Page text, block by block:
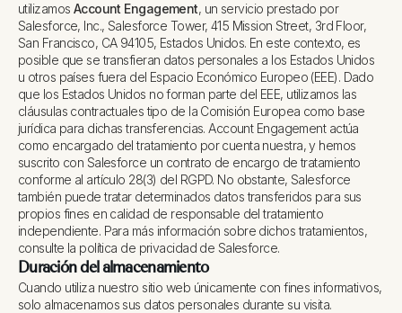
utilizamos Account Engagement, un servicio prestado por
Salesforce, Inc., Salesforce Tower, 415 Mission Street, 3rd Floor,
San Francisco, CA 94105, Estados Unidos. En este contexto, es
posible que se transfieran datos personales a los Estados Unidos
u otros países fuera del Espacio Económico Europeo (EEE). Dado
que los Estados Unidos no forman parte del EEE, utilizamos las
cláusulas contractuales tipo de la Comisión Europea como base
jurídica para dichas transferencias. Account Engagement actúa
como encargado del tratamiento por cuenta nuestra, y hemos
suscrito con Salesforce un contrato de encargo de tratamiento
conforme al artículo 28(3) del RGPD. No obstante, Salesforce
también puede tratar determinados datos transferidos para sus
propios fines en calidad de responsable del tratamiento
independiente. Para más información sobre dichos tratamientos,
consulte la política de privacidad de Salesforce.
Duración del almacenamiento
Cuando utiliza nuestro sitio web únicamente con fines informativos,
solo almacenamos sus datos personales durante su visita.